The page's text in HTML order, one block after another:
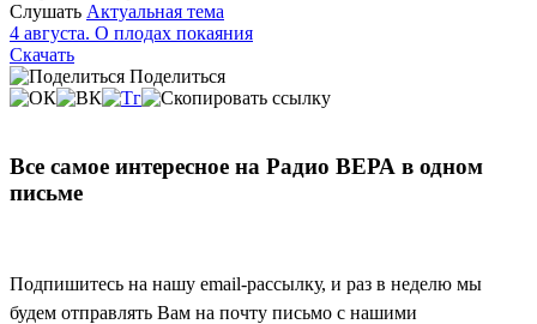
Слушать Актуальная тема
4 августа. О плодах покаяния
Скачать
Поделиться
Все самое интересное на Радио ВЕРА в одном
письме
Подпишитесь на нашу email-рассылку, и раз в неделю мы
будем отправлять Вам на почту письмо с нашими